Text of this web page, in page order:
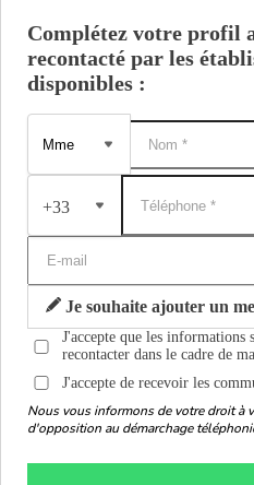
Complétez votre profil
recontacté par les
disponibles :
+33
Je souhaite ajouter un
J'accepte que les informations
recontacter dans le cadre de
J'accepte de recevoir les
Nous vous informons de votre droit à
d'opposition au démarchage